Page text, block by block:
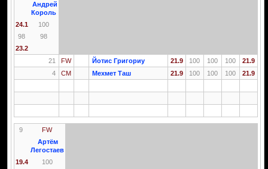
Андрей
Король
24.1
100
98
98
23.2
21
FW Йотис Григориу 21.9 100 100 100
21.9
4
CM Мехмет Таш 21.9 100 100 100 21.9
9
FW
Артём
Легостаев
19.4
100